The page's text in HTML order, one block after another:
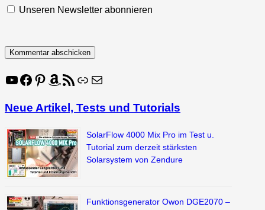
Unseren Newsletter abonnieren
YouTube
Facebook
Pinterest
Amazon
RSS-Feed
Link
E-Mail
Neue Artikel, Tests und Tutorials
SolarFlow 4000 Mix Pro im Test u.
Tutorial zum derzeit stärksten
Solarsystem von Zendure
Funktionsgenerator Owon DGE2070 –